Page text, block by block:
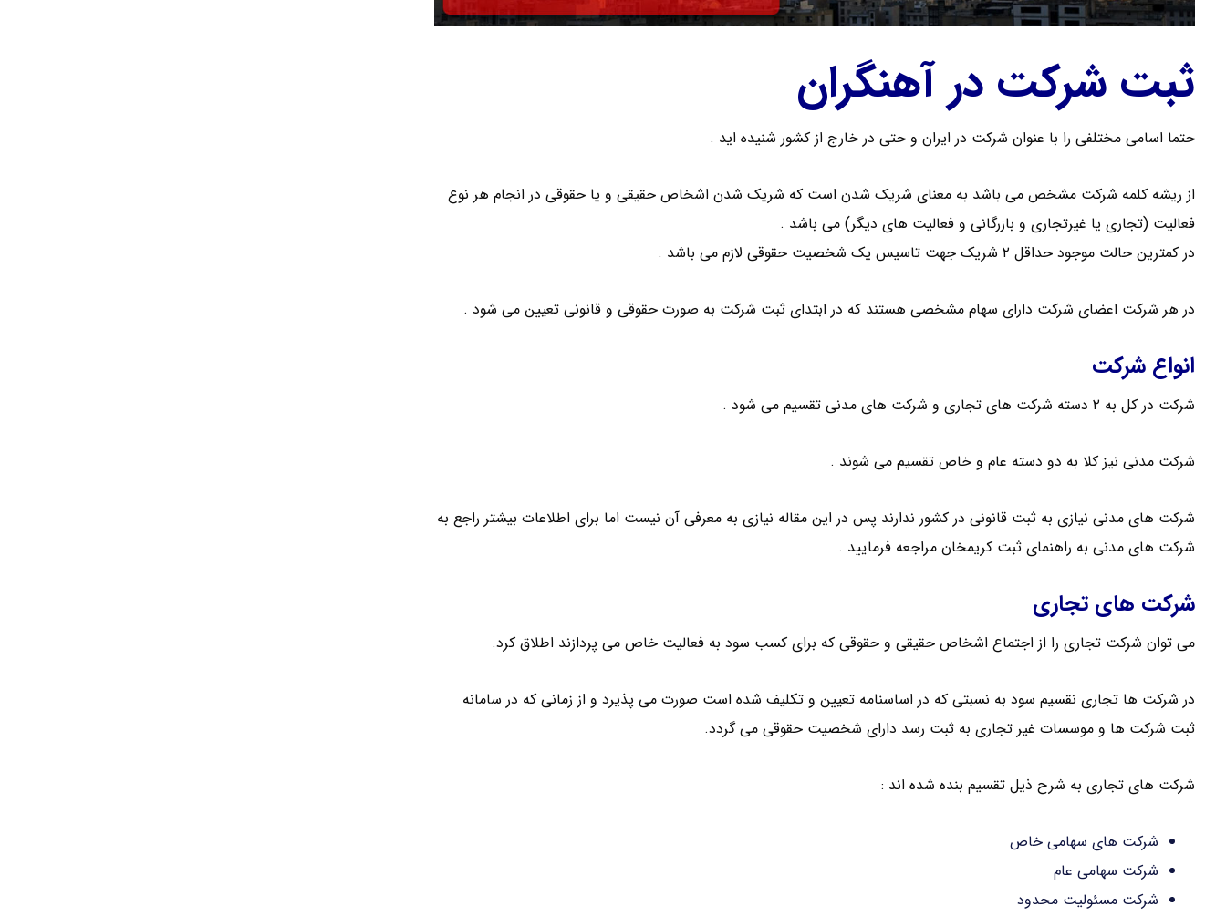
ثبت شرکت در آهنگران
حتما اسامی مختلفی را با عنوان شرکت در ایران و حتی در خارج از کشور شنیده اید .
از ریشه کلمه شرکت مشخص می باشد به معنای شریک شدن است که شریک شدن اشخاص حقیقی و یا حقوقی در انجام هر نوع
فعالیت (تجاری یا غیرتجاری و بازرگانی و فعالیت های دیگر) می باشد .
در کمترین حالت موجود حداقل ۲ شریک جهت تاسیس یک شخصیت حقوقی لازم می باشد .
در هر شرکت اعضای شرکت دارای سهام مشخصی هستند که در ابتدای ثبت شرکت به صورت حقوقی و قانونی تعیین می شود .
انواع شرکت
شرکت در کل به ۲ دسته شرکت های تجاری و شرکت های مدنی تقسیم می شود .
شرکت مدنی نیز کلا به دو دسته عام و خاص تقسیم می شوند .
شرکت های مدنی نیازی به ثبت قانونی در کشور ندارند پس در این مقاله نیازی به معرفی آن نیست اما برای اطلاعات بیشتر راجع به
شرکت های مدنی به راهنمای ثبت کریمخان مراجعه فرمایید .
شرکت های تجاری
می توان شرکت تجاری را از اجتماع اشخاص حقیقی و حقوقی که برای کسب سود به فعالیت خاص می پردازند اطلاق کرد.
در شرکت ها تجاری نقسیم سود به نسبتی که در اساسنامه تعیین و تکلیف شده است صورت می پذیرد و از زمانی که در سامانه
ثبت شرکت ها و موسسات غیر تجاری به ثبت رسد دارای شخصیت حقوقی می گردد.
شرکت های تجاری به شرح ذیل تقسیم بنده شده اند :
شرکت های سهامی خاص
شرکت سهامی عام
شرکت مسئولیت محدود